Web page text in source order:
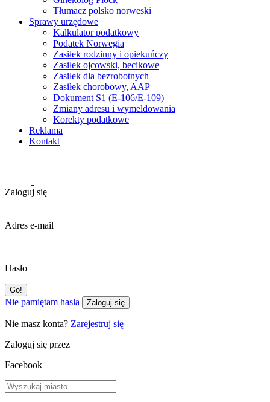
Tłumacz polsko norweski
Sprawy urzędowe
Kalkulator podatkowy
Podatek Norwegia
Zasiłek rodzinny i opiekuńczy
Zasiłek ojcowski, becikowe
Zasiłek dla bezrobotnych
Zasiłek chorobowy, AAP
Dokument S1 (E-106/E-109)
Zmiany adresu i wymeldowania
Korekty podatkowe
Reklama
Kontakt
Zaloguj się
Adres e-mail
Hasło
Nie pamiętam hasła Zaloguj się
Nie masz konta? Zarejestruj się
Zaloguj się przez
Facebook